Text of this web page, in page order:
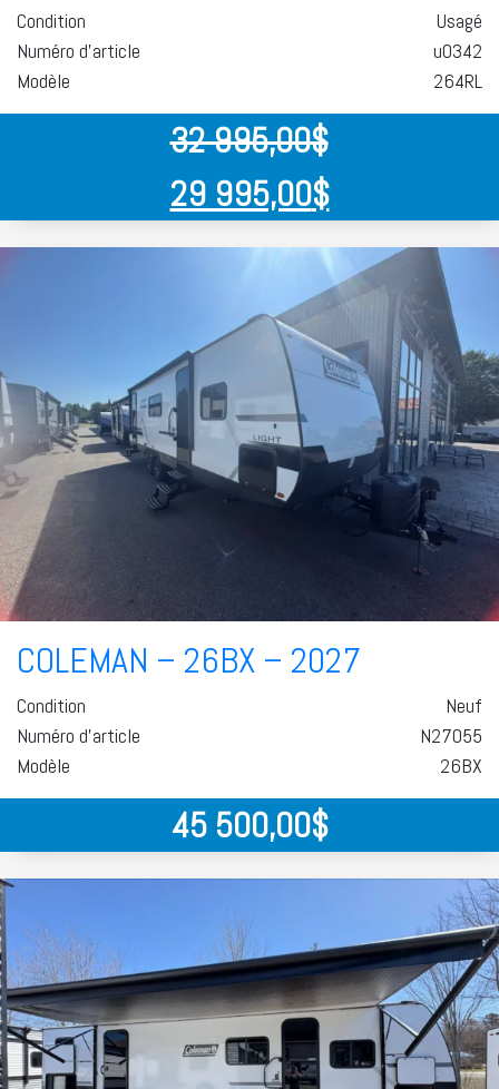
Condition
Usagé
Numéro d'article
u0342
Modèle
264RL
32 995,00$
29 995,00$
COLEMAN – 26BX – 2027
Condition
Neuf
Numéro d'article
N27055
Modèle
26BX
45 500,00$